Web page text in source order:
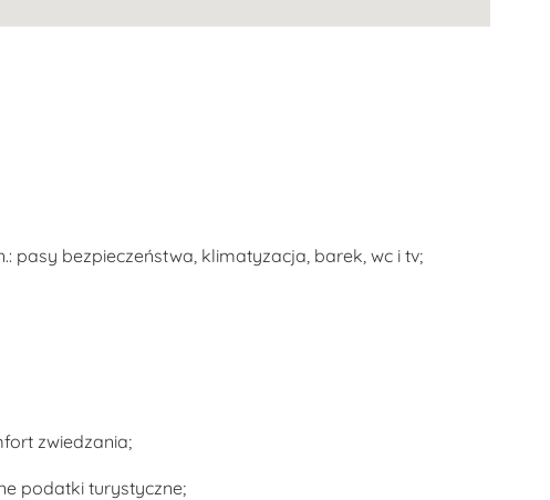
bezpieczeństwa, klimatyzacja, barek, wc i tv;
zwiedzania;
podatki turystyczne;